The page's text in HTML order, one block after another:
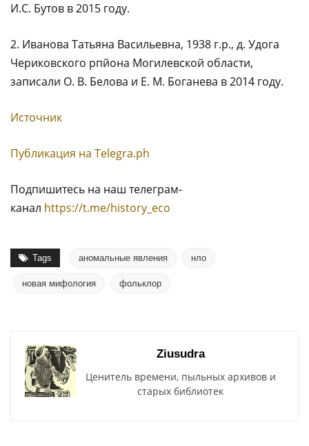
И.С. Бутов в 2015 году.
2. Иванова Татьяна Васильевна, 1938 г.р., д. Удога
Чериковского рпйона Могилевской области,
записали О. В. Белова и Е. М. Боганева в 2014 году.
Источник
Публикация на Тelegra.ph
Подпишитесь на наш телеграм-
канал https://t.me/history_eco
Tags аномальные явления нло
новая мифология фольклор
Ziusudra
Ценитель времени, пыльных архивов и
старых библиотек